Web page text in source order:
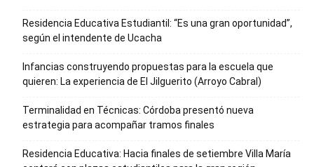
Residencia Educativa Estudiantil: “Es una gran oportunidad”,
según el intendente de Ucacha
Infancias construyendo propuestas para la escuela que
quieren: La experiencia de El Jilguerito (Arroyo Cabral)
Terminalidad en Técnicas: Córdoba presentó nueva
estrategia para acompañar tramos finales
Residencia Educativa: Hacia finales de setiembre Villa María